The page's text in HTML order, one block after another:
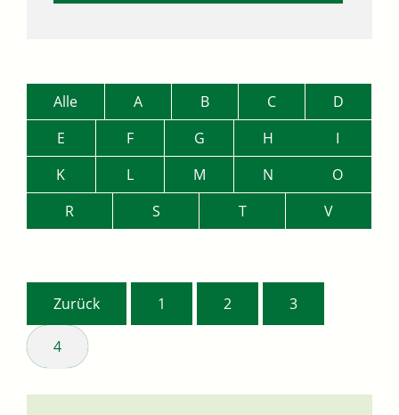
Alle A B C
D
E
F G H
I
K
L M N
O
R
S T V
Zurück 1 2 3
4